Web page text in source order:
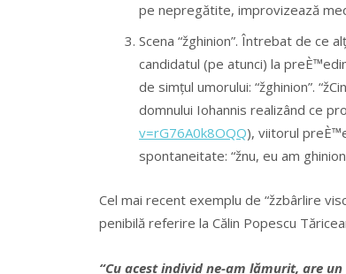
pe nepregătite, improvizează
Scena “žghinion”. Întrebat de
candidatul (pe atunci) la
de simțul umorului: “žghinion”.
domnului Iohannis realizând ce
v=rG76A0k8OQQ), viitorul
spontaneitate: “žnu, eu am
Cel mai recent exemplu de “žzbârlire
penibilă referire la Călin Popescu
“Cu acest individ ne-am lămurit, are